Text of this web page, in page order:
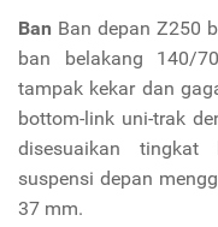
Ban Ban depan Z250
ban belakang 140/
tampak kekar dan
bottom-link uni-trak
disesuaikan tingkat
suspensi depan
37 mm.